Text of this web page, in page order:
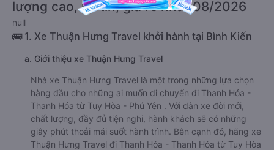
lượng cao, uy tín, giá rẻ nhất 08/2026
null
🚌 1. Xe Thuận Hưng Travel khởi hành tại Bình Kiến
a. Giới thiệu xe Thuận Hưng Travel
Nhà xe Thuận Hưng Travel là một trong những lựa chọn
hàng đầu cho những ai muốn di chuyển đi Thanh Hóa -
Thanh Hóa từ Tuy Hòa - Phú Yên . Với dàn xe đời mới,
chất lượng, đầy đủ tiện nghi, hành khách sẽ có những
giây phút thoải mái suốt hành trình. Bên cạnh đó, hãng xe
Thuận Hưng Travel đi Thanh Hóa - Thanh Hóa từ Tuy Hòa